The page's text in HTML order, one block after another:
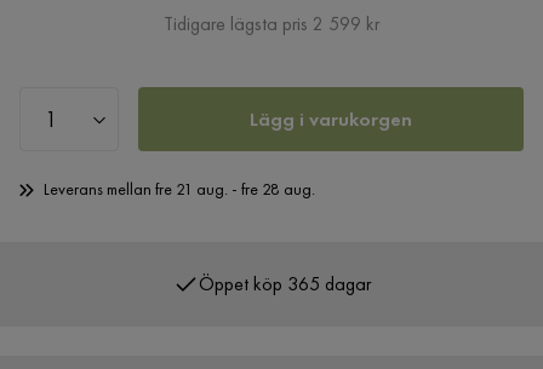
Pris
Tidigare lägsta pris 2 599 kr
Lägg i varukorgen
Leverans mellan fre 21 aug. - fre 28 aug.
Över 400 000 nöjda kunder